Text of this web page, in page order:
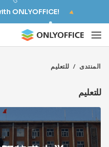
ONLYOFFICE!
المنتدى / للتعليم
للتعليم